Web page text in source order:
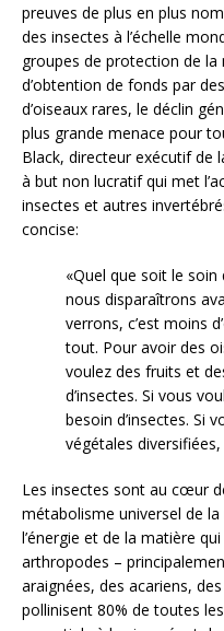
preuves de plus en plus
des insectes à l’échelle
groupes de protection de la
d’obtention de fonds par
d’oiseaux rares, le déclin
plus grande menace pour
Black, directeur exécutif de
à but non lucratif qui met
insectes et autres
concise:
«Quel que soit le
nous disparaîtrons
verrons, c’est moins
tout. Pour avoir des
voulez des fruits et
d’insectes. Si vous
besoin d’insectes. Si
végétales
Les insectes sont au cœur
métabolisme universel de
l’énergie et de la matière
arthropodes –
araignées, des acariens,
pollinisent 80% de toutes